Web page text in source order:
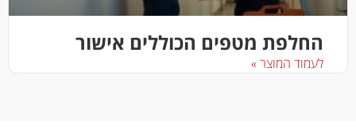
החלפת מטפים הכוללים אישור
לעמוד המוצר »